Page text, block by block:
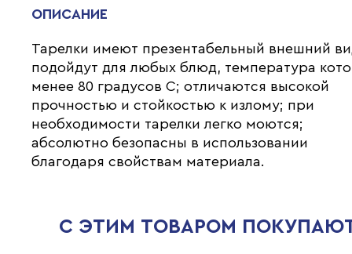
ОПИСАНИЕ
Тарелки имеют презентабельный внешний
подойдут для любых блюд, температура
менее 80 градусов С; отличаются высокой
прочностью и стойкостью к излому; при
необходимости тарелки легко моются;
абсолютно безопасны в использовании
благодаря свойствам материала.
С ЭТИМ ТОВАРОМ